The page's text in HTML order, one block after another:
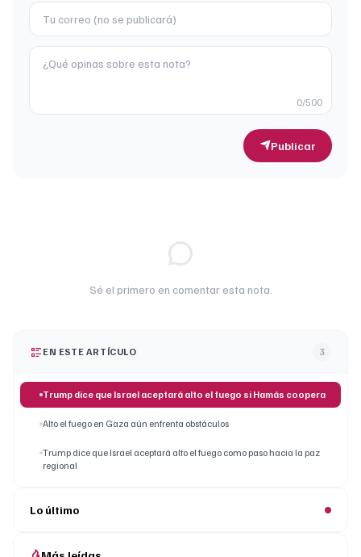
0/500
Publicar
Sé el primero en comentar esta nota.
EN ESTE ARTÍCULO 3
Trump dice que Israel aceptará alto el fuego si Hamás coopera
Alto el fuego en Gaza aún enfrenta obstáculos
Trump dice que Israel aceptará alto el fuego como paso hacia la paz
regional
Lo último